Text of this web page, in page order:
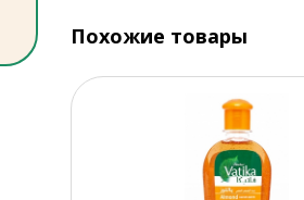
Похожие товары